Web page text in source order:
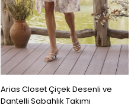
Arias Closet Çiçek Desenli ve
Dantelli Sabahlık Takımı